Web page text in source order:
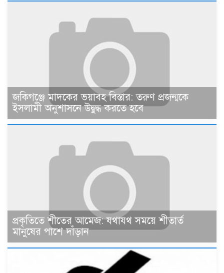
জকিগঞ্জে মাদকের ভয়াবহ বিস্তার: তরুণ প্রজন্মকে
ইসলামী অনুশাসনে উদ্বুদ্ধ করতে হবে
প্রকৃতিতে শীতের আমেজ: যথাযথ সময়ে শীতার্ত
মানুষের পাশে দাঁড়ান